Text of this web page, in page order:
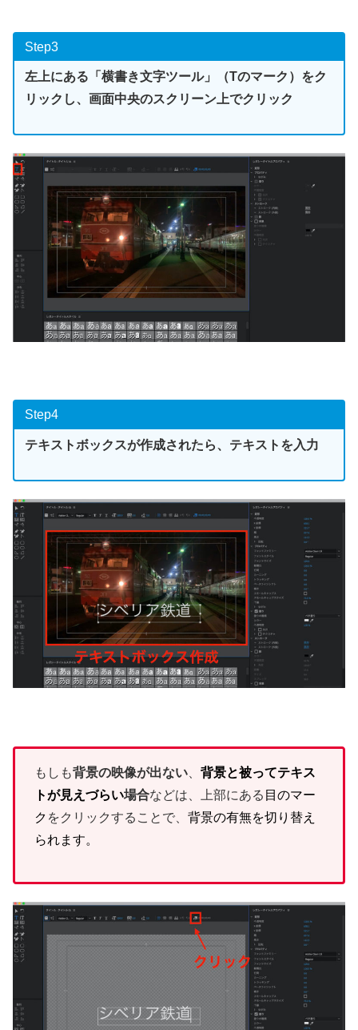
Step3
左上にある「横書き文字ツール」（Tのマーク）をク
リックし、画面中央のスクリーン上でクリック
Step4
テキストボックスが作成されたら、テキストを入力
もしも背景の映像が出ない
背景と被ってテキス
トが見えづらい場合などは、上部にある 目のマー
ク をクリックすることで、 背景の有無を切り替え
られます。